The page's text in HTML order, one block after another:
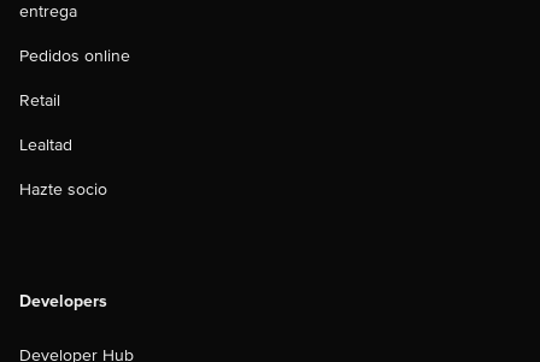
entrega
Pedidos online
Retail
Lealtad
Hazte socio
Developers
Developer Hub